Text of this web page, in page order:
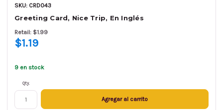
SKU: CRD043
Greeting Card, Nice Trip, En Inglés
Retail: $1.99
$1.19
9 en stock
Qty.
Agregar al carrito